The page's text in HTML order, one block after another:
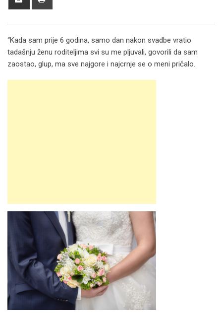
“Kada sam prije 6 godina, samo dan nakon svadbe vratio
tadašnju ženu roditeljima svi su me pljuvali, govorili da sam
zaostao, glup, ma sve najgore i najcrnje se o meni pričalo.